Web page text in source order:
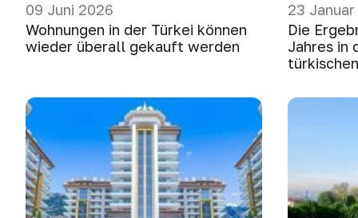
09 Juni 2026
Wohnungen in der Türkei können
wieder überall gekauft werden
23
Die
Jahres in